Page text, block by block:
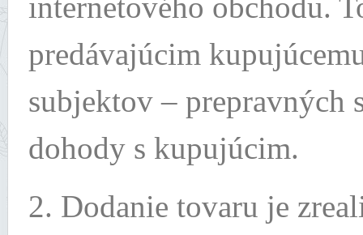
predávajúcim
subjektov – prepravných
dohody s kupujúcim.
2. Dodanie tovaru je